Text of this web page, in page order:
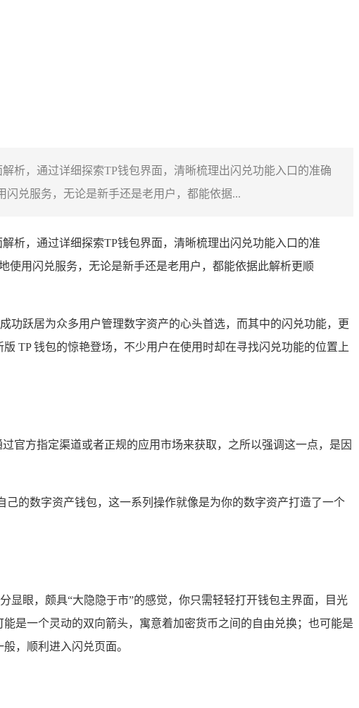
析，通过详细探索TP钱包界面，清晰梳理出闪兑功能入口的准确
兑服务，无论是新手还是老用户，都能依据...
析，通过详细探索TP钱包界面，清晰梳理出闪兑功能入口的准
使用闪兑服务，无论是新手还是老用户，都能依据此解析更顺
功跃居为众多用户管理数字资产的心头首选，而其中的闪兑功能，更
TP 钱包的惊艳登场，不少用户在使用时却在寻找闪兑功能的位置上
官方指定渠道或者正规的应用市场来获取，之所以强调这一点，是因
的数字资产钱包，这一系列操作就像是为你的数字资产打造了一个
显眼，颇具“大隐隐于市”的感觉，你只需轻轻打开钱包主界面，目光
是一个灵动的双向箭头，寓意着加密货币之间的自由兑换；也可能是
，顺利进入闪兑页面。